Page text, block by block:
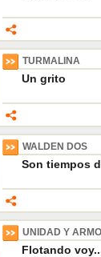
TURMALINA
Un grito
WALDEN DOS
Son tiempos
UNIDAD Y
Flotando